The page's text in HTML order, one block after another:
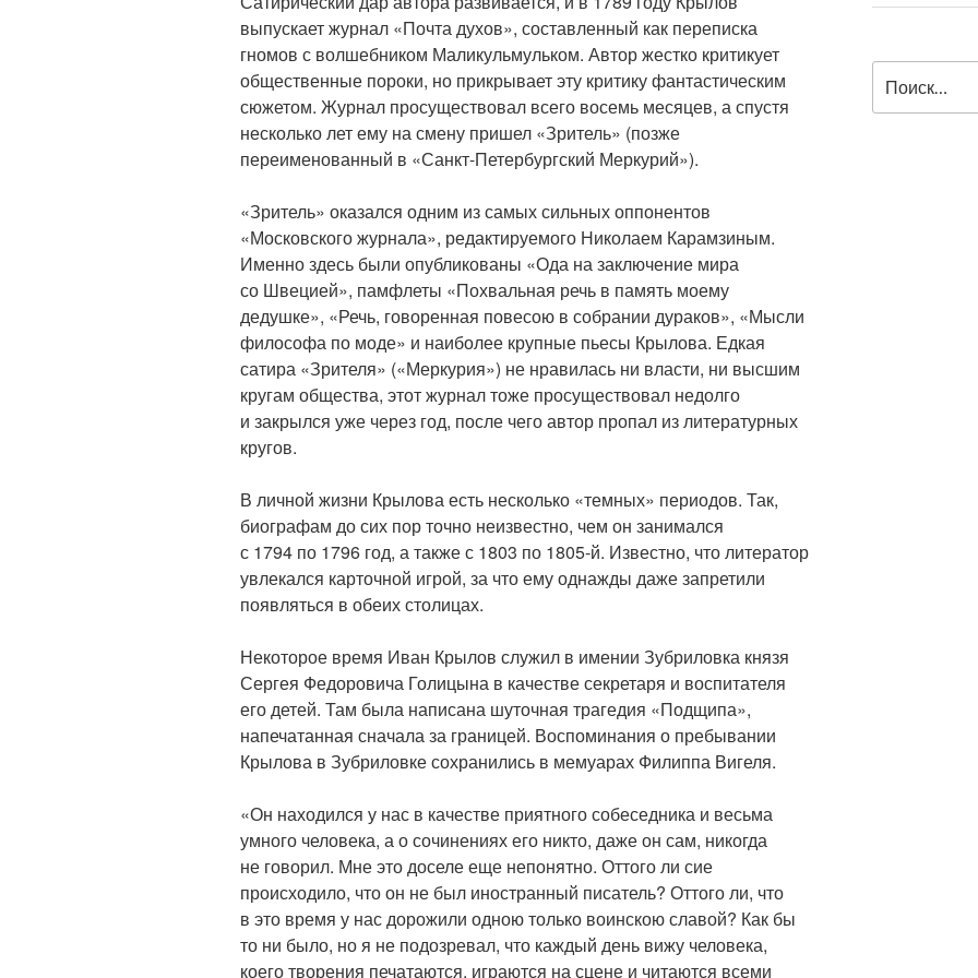
выпускает журнал «Почта духов», составленный как переписка
гномов с волшебником Маликульмульком. Автор жестко критикует
общественные пороки, но прикрывает эту критику фантастическим
сюжетом. Журнал просуществовал всего восемь месяцев, а спустя
несколько лет ему на смену пришел «Зритель» (позже
переименованный в «Санкт-Петербургский Меркурий»).
«Зритель» оказался одним из самых сильных оппонентов
«Московского журнала», редактируемого Николаем Карамзиным.
Именно здесь были опубликованы «Ода на заключение мира
со Швецией», памфлеты «Похвальная речь в память моему
дедушке», «Речь, говоренная повесою в собрании дураков», «Мысли
философа по моде» и наиболее крупные пьесы Крылова. Едкая
сатира «Зрителя» («Меркурия») не нравилась ни власти, ни высшим
кругам общества, этот журнал тоже просуществовал недолго
и закрылся уже через год, после чего автор пропал из литературных
кругов.
В личной жизни Крылова есть несколько «темных» периодов. Так,
биографам до сих пор точно неизвестно, чем он занимался
с 1794 по 1796 год, а также с 1803 по 1805-й. Известно, что литератор
увлекался карточной игрой, за что ему однажды даже запретили
появляться в обеих столицах.
Некоторое время Иван Крылов служил в имении Зубриловка князя
Сергея Федоровича Голицына в качестве секретаря и воспитателя
его детей. Там была написана шуточная трагедия «Подщипа»,
напечатанная сначала за границей. Воспоминания о пребывании
Крылова в Зубриловке сохранились в мемуарах Филиппа Вигеля.
«Он находился у нас в качестве приятного собеседника и весьма
умного человека, а о сочинениях его никто, даже он сам, никогда
не говорил. Мне это доселе еще непонятно. Оттого ли сие
происходило, что он не был иностранный писатель? Оттого ли, что
в это время у нас дорожили одною только воинскою славой? Как бы
то ни было, но я не подозревал, что каждый день вижу человека,
коего творения печатаются, играются на сцене и читаются всеми